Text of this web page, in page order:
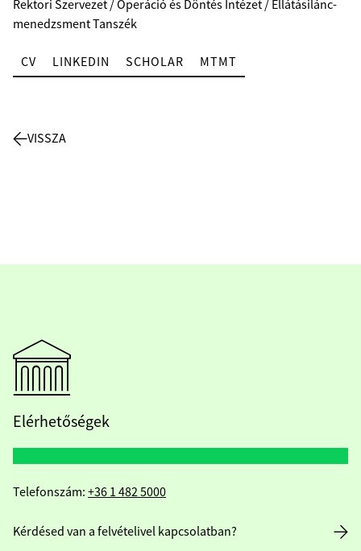
Rektori Szervezet / Operáció és Döntés Intézet / Ellátásilánc-
menedzsment Tanszék
CV LINKEDIN SCHOLAR MTMT
VISSZA
Elérhetőségek
Telefonszám: +36 1 482 5000
Kérdésed van a felvételivel kapcsolatban?